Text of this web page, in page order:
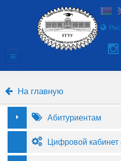
На главную
Абитуриентам
Цифровой кабинет